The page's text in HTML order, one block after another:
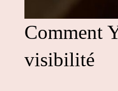
Comment
visibilité